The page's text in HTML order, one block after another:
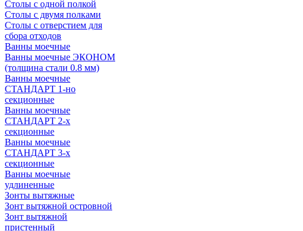
Столы с одной полкой
Столы с двумя полками
Столы с отверстием для
сбора отходов
Ванны моечные
Ванны моечные ЭКОНОМ
(толщина стали 0.8 мм)
Ванны моечные
СТАНДАРТ 1-но
секционные
Ванны моечные
СТАНДАРТ 2-х
секционные
Ванны моечные
СТАНДАРТ 3-х
секционные
Ванны моечные
удлиненные
Зонты вытяжные
Зонт вытяжной островной
Зонт вытяжной
пристенный